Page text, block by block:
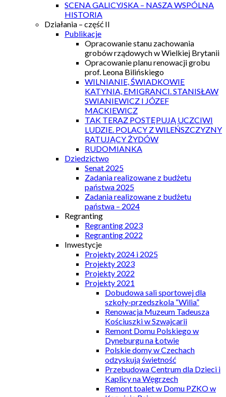
SCENA GALICYJSKA – NASZA WSPÓLNA
HISTORIA
Działania – część II
Publikacje
Opracowanie stanu zachowania
grobów rządowych w Wielkiej Brytanii
Opracowanie planu renowacji grobu
prof. Leona Bilińskiego
WILNIANIE, ŚWIADKOWIE
KATYNIA, EMIGRANCI. STANISŁAW
SWIANIEWICZ I JÓZEF
MACKIEWICZ
TAK TERAZ POSTĘPUJĄ UCZCIWI
LUDZIE. POLACY Z WILEŃSZCZYZNY
RATUJĄCY ŻYDÓW
RUDOMIANKA
Dziedzictwo
Senat 2025
Zadania realizowane z budżetu
państwa 2025
Zadania realizowane z budżetu
państwa – 2024
Regranting
Regranting 2023
Regranting 2022
Inwestycje
Projekty 2024 i 2025
Projekty 2023
Projekty 2022
Projekty 2021
Dobudowa sali sportowej dla
szkoły-przedszkola “Wilia”
Renowacja Muzeum Tadeusza
Kościuszki w Szwajcarii
Remont Domu Polskiego w
Dyneburgu na Łotwie
Polskie domy w Czechach
odzyskują świetność
Przebudowa Centrum dla Dzieci i
Kaplicy na Węgrzech
Remont toalet w Domu PZKO w